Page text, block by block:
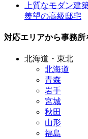
上質なモダン建
羨望の高級邸宅
対応エリアから事務所
北海道・東北
北海道
青森
岩手
宮城
秋田
山形
福島